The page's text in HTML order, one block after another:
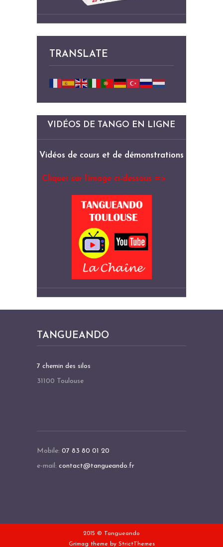
TRANSLATE
VIDÉOS DE TANGO EN LIGNE
Vidéos de cours et de démonstrations
Cliquer sur l’image ci-dessous =>
TANGUEANDO
7 chemin des silos
31100 Toulouse
Mobile: 07 83 80 01 20
e-mail: contact@tangueando.fr
2015 © Tangueando
Grimag theme by StrictThemes